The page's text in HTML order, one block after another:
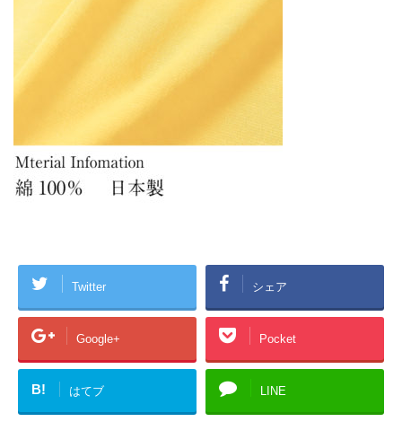
Twitter シェア
Google+ Pocket
B! はてブ LINE